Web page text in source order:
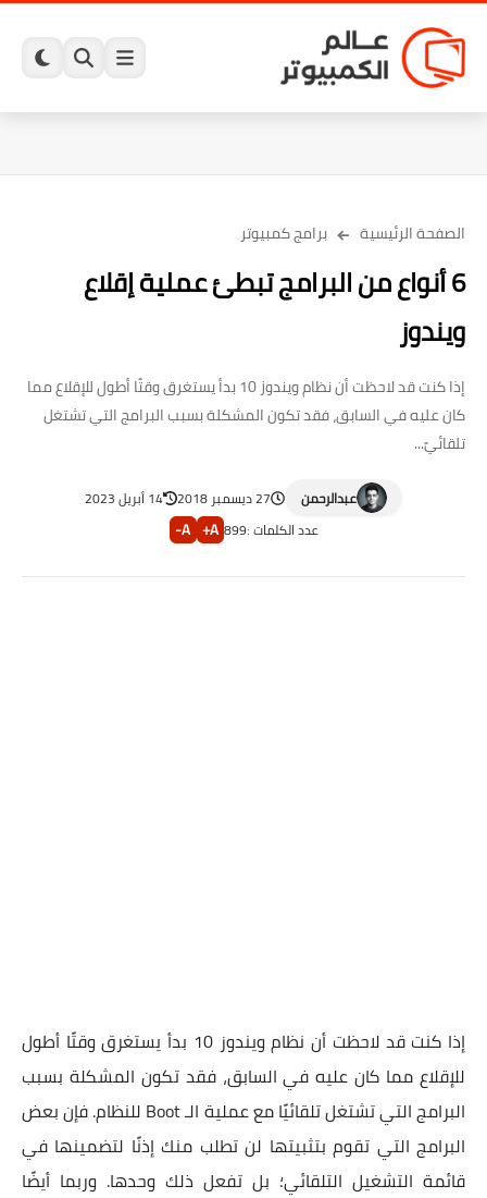
الصفحة الرئيسية برامج كمبيوتر
6 أنواع من البرامج تبطئ عملية إقلاع
ويندوز
إذا كنت قد لاحظت أن نظام ويندوز 10 بدأ يستغرق وقتًا أطول للإقلاع مما
كان عليه في السابق، فقد تكون المشكلة بسبب البرامج التي تشتغل
تلقائيً...
عبدالرحمن 27 ديسمبر 2018
14 أبريل 2023
عدد الكلمات :899
A+
A-
إذا كنت قد لاحظت أن نظام ويندوز 10 بدأ يستغرق وقتًا أطول
للإقلاع مما كان عليه في السابق، فقد تكون المشكلة بسبب
البرامج التي تشتغل تلقائيًا مع عملية الـ Boot للنظام. فإن بعض
البرامج التي تقوم بتثبيتها لن تطلب منك إذنًا لتضمينها في
قائمة التشغيل التلقائي؛ بل تفعل ذلك وحدها. وربما أيضًا